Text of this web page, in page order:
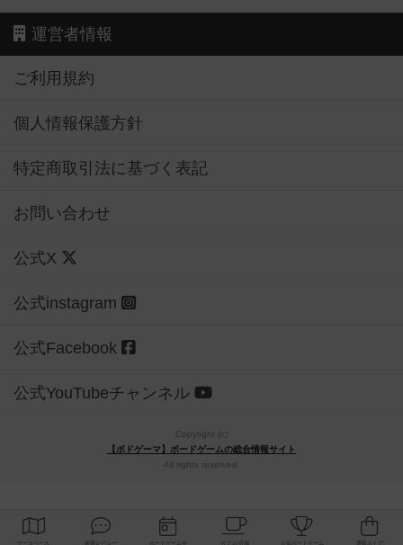
運営者情報
ご利用規約
個人情報保護方針
特定商取引法に基づく表記
お問い合わせ
公式X
公式instagram
公式Facebook
公式YouTubeチャンネル
Copyright (c)
【ボドゲーマ】ボードゲームの総合情報サイト
All rights reserved.